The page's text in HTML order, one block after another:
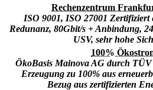
Rechenzentrum
ISO 9001, ISO 27001 Zertifiziert
Redunanz, 80Gbit/s + Anbindung,
USV, sehr hohe
100%
ÖkoBasis Mainova AG durch
Erzeugung zu 100% aus
Bezug aus zertifizierten